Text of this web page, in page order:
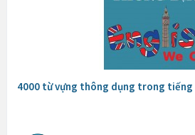
4000 từ vựng thông dụng trong tiếng